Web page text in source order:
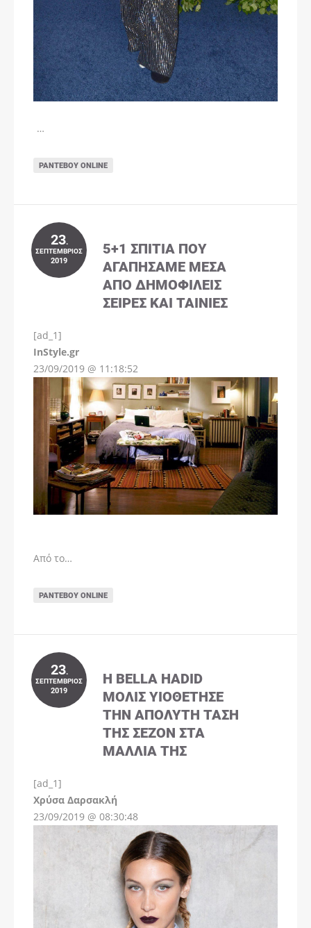
…
ΡΑΝΤΕΒΟΎ ONLINE
23.
ΣΕΠΤΈΜΒΡΙΟΣ
2019
5+1 ΣΠΊΤΙΑ ΠΟΥ
ΑΓΑΠΉΣΑΜΕ ΜΈΣΑ
ΑΠΌ ΔΗΜΟΦΙΛΕΊΣ
ΣΕΙΡΈΣ ΚΑΙ ΤΑΙΝΊΕΣ
[ad_1]
InStyle.gr
23/09/2019 @ 11:18:52
Από το…
ΡΑΝΤΕΒΟΎ ONLINE
23.
ΣΕΠΤΈΜΒΡΙΟΣ
2019
Η BELLA HADID
ΜΌΛΙΣ ΥΙΟΘΈΤΗΣΕ
ΤΗΝ ΑΠΌΛΥΤΗ ΤΆΣΗ
ΤΗΣ ΣΕΖΌΝ ΣΤΑ
ΜΑΛΛΙΆ ΤΗΣ
[ad_1]
Χρύσα Δαρσακλή
23/09/2019 @ 08:30:48